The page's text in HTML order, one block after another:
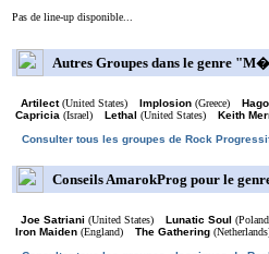
Pas de line-up disponible...
Autres Groupes dans le genre
Artilect(United States) Implosion (Greece)
Hago
Capricia (Israel) Lethal (United States)
Keith
Consulter tous les groupes de Rock
Conseils AmarokProg pour le
Joe Satriani (United States) Lunatic Soul
Iron Maiden (England) The Gathering